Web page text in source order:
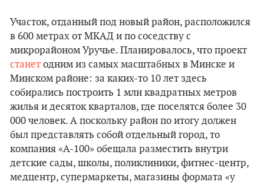
Участок, отданный под новый район, расположился
в 600 метрах от МКАД и по соседству с
микрорайоном Уручье. Планировалось, что проект
станет одним из самых масштабных в Минске и
Минском районе: за каких-то 10 лет здесь
собирались построить 1 млн квадратных метров
жилья и десяток кварталов, где поселятся более 30
000 человек. А поскольку район по итогу должен
был представлять собой отдельный город, то
компания «А-100» обещала разместить внутри
детские сады, школы, поликлиники, фитнес-центр,
медцентр, супермаркеты, магазины формата «у